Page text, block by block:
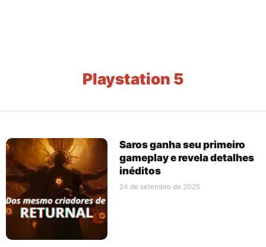
Playstation 5
Saros ganha seu primeiro
gameplay e revela detalhes
inéditos
24 de setembro de 2025